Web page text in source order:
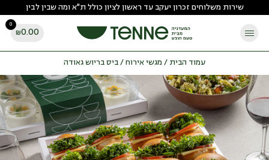
to
content
שירות משלוחים זכרון יעקב עד ראשון לציון כולל ת"א ומה שבין לבין
0
₪0.00
עמוד הבית / מגשי אירוח/ ביס בריוש גאודה